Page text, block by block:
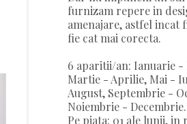
furnizam repere in
amenajare, astfel incat
fie cat mai corecta.
6 aparitii/an: Ianuarie -
Martie - Aprilie, Mai -
August, Septembrie -
Noiembrie - Decembrie.
Pe piata: 01 ale lunii, in